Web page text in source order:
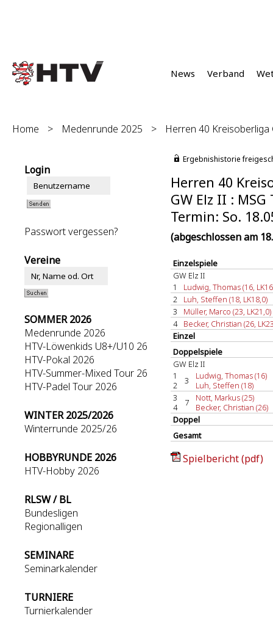
News Verband
Home > Medenrunde 2025 > Herren 40 Kreisoberliga
Login
Passwort vergessen?
Vereine
SOMMER 2026
Medenrunde 2026
HTV-Löwenkids U8+/U10 26
HTV-Pokal 2026
HTV-Summer-Mixed Tour 26
HTV-Padel Tour 2026
WINTER 2025/2026
Winterrunde 2025/26
HOBBYRUNDE 2026
HTV-Hobby 2026
RLSW / BL
Bundesligen
Regionalligen
SEMINARE
Seminarkalender
TURNIERE
Turnierkalender
Ergebnishistorie
Herren 40
GW Elz II :
Termin: So.
(abgeschlossen am
Einzelspiele
GW Elz II
1
Ludwig, Thomas (16,
2
Luh, Steffen (18, LK18,0)
3
Müller, Marco (23, LK21,0)
4
Becker, Christian (26,
Einzel
Doppelspiele
GW Elz II
1
2
3
Ludwig, Thomas (16)
Luh, Steffen (18)
3
4
7
Nott, Markus (25)
Becker, Christian (26)
Doppel
Gesamt
Spielbericht (pdf)